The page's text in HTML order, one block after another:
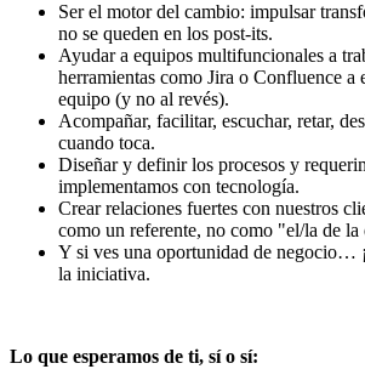
Ser el motor del cambio: impulsar
no se queden en los post-its.
Ayudar a equipos multifuncionales a
herramientas como Jira o Confluence a
equipo (y no al revés).
Acompañar, facilitar, escuchar, retar,
cuando toca.
Diseñar y definir los procesos y
implementamos con tecnología.
Crear relaciones fuertes con nuestros
como un referente, no como "el/la de la
Y si ves una oportunidad de negocio…
la iniciativa.
Lo que esperamos de ti, sí o sí: